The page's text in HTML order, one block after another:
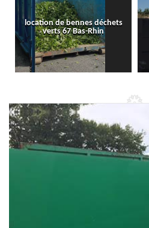
location de bennes déchets
verts 67 Bas-Rhin